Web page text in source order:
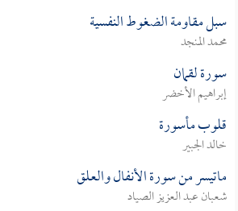
سبل مقاومة الضغوط النفسية
محمد المنجد
سورة لقمان
إبراهيم الأخضر
قلوب مأسورة
خالد الجبير
ماتيسر من سورة الأنفال والعلق
شعبان عبد العزيز الصياد